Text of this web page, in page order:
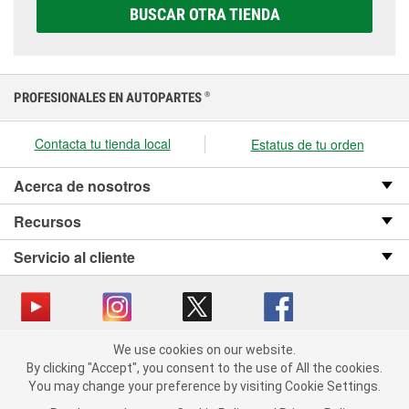
elegir la que sea correcta para tu vehículo y
BUSCAR OTRA TIENDA
We use cookies on our website. By clicking "Accept", you consent
to the use of All the cookies.
You may change your preference by visiting Cookie Settings.
PROFESIONALES EN AUTOPARTES ®
Contacta tu tienda local Estatus de tu orden
Acerca de nosotros
Recursos
Servicio al cliente
Copyright © 2008-2026 O’Reilly Auto Parts v OST_3.2.0.0.729 (3) cv1361
catalog_main
Política de privacidad
Ley de transparencia en las cadenas de suministro
We use cookies on our website.
By clicking "Accept", you consent to the use of All the cookies.
You may change your preference by visiting Cookie Settings.